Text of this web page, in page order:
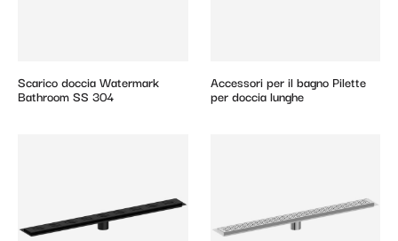
Scarico doccia Watermark
Bathroom SS 304
Accessori per il bagno Pilette
per doccia lunghe